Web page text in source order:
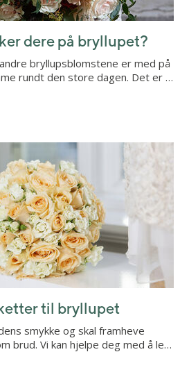
dere på bryllupet?
bryllupsblomstene er med på
rundt den store dagen. Det er …
til bryllupet
smykke og skal framheve
brud. Vi kan hjelpe deg med å le…